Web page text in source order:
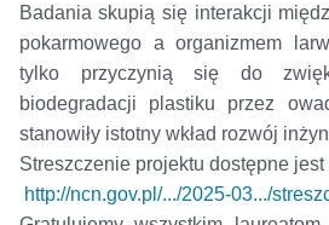
Badania skupią się interakcji
pokarmowego a organizmem
tylko przyczynią się do
biodegradacji plastiku przez
stanowiły istotny wkład rozwój
Streszczenie projektu dostępne jest
http://ncn.gov.pl/.../2025-03.../